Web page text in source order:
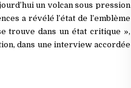
un volcan sous pression
a révélé l’état de l’emblème
trouve dans un état critique »,
dans une interview accordée